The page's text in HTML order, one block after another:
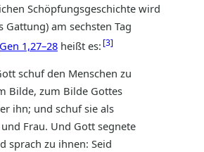
Schöpfungsgeschichte wird
Gattung) am sechsten Tag
Gen 1,27–28 heißt es: 3
schuf den Menschen zu
Bilde, zum Bilde Gottes
ihn; und schuf sie als
Frau. Und Gott segnete
sprach zu ihnen: Seid